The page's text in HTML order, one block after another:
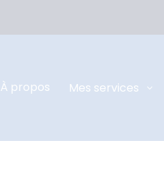
À propos Mes services